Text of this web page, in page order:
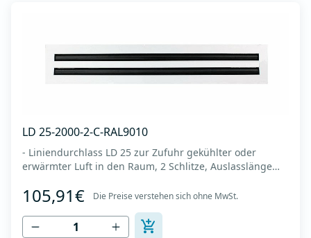
LD 25-2000-2-C-RAL9010
- Liniendurchlass LD 25 zur Zufuhr gekühlter oder
erwärmter Luft in den Raum, 2 Schlitze, Auslasslänge
besteht aus eloxiertem Aluminium in RAL 9010 (weiße
Farbe). -Integrierter Kunststoffregler (Deflektor), der den
Luftstrom lenkt (links-rechts, h...
105,91€ Die Preise verstehen sich ohne MwSt.